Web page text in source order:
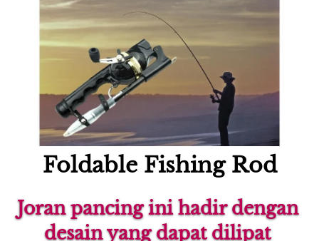
Foldable Fishing Rod
Joran pancing ini hadir dengan
desain yang dapat dilipat